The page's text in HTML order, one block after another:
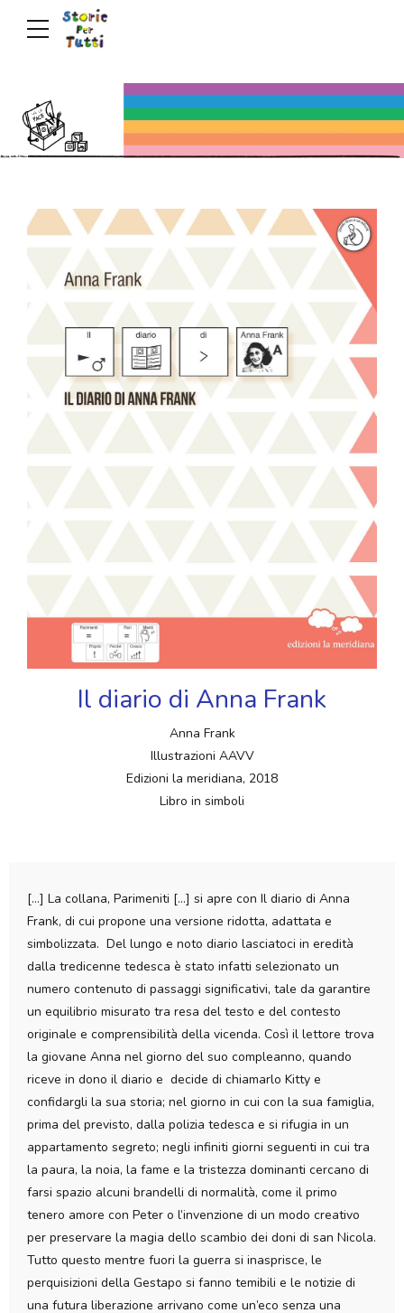
Il diario di Anna Frank
Anna Frank
Illustrazioni AAVV
Edizioni la meridiana, 2018
Libro in simboli
[…] La collana, Parimeniti […] si apre con Il diario di Anna
Frank, di cui propone una versione ridotta, adattata e
simbolizzata. Del lungo e noto diario lasciatoci in eredità
dalla tredicenne tedesca è stato infatti selezionato un
numero contenuto di passaggi significativi, tale da garantire
un equilibrio misurato tra resa del testo e del contesto
originale e comprensibilità della vicenda. Così il lettore trova
la giovane Anna nel giorno del suo compleanno, quando
riceve in dono il diario e decide di chiamarlo Kitty e
confidargli la sua storia; nel giorno in cui con la sua famiglia,
prima del previsto, dalla polizia tedesca e si rifugia in un
appartamento segreto; negli infiniti giorni seguenti in cui tra
la paura, la noia, la fame e la tristezza dominanti cercano di
farsi spazio alcuni brandelli di normalità, come il primo
tenero amore con Peter o l’invenzione di un modo creativo
per preservare la magia dello scambio dei doni di san Nicola.
Tutto questo mentre fuori la guerra si inasprisce, le
perquisizioni della Gestapo si fanno temibili e le notizie di
una futura liberazione arrivano come un’eco senza una